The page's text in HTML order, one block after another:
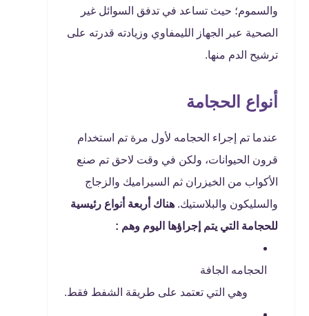
والسموم؛ حيث تساعد في تدفق السوائل غير
الصحية عبر الجهاز الليمفاوي وزيادته قدرته على
ترشيح الدم منها.
أنواع الحجامة
عندما تم إجراء الحجامه لأول مرة تم استخدام
قرون الحيوانات، ولكن في وقت لاحق تم صنع
الأكواب من الخيزران ثم السيراميك والزجاج
والسليكون والبلاستيك. هناك أربعة أنواع رئيسية
للحجامة التي يتم إجراؤها اليوم وهم :
الحجامه الجافة
وهي التي تعتمد على طريقة الشفط فقط.